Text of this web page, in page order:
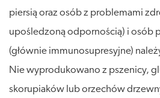
piersią oraz osób z problemami
upośledzoną odpornością) i osób
(głównie immunosupresyjne)
Nie wyprodukowano z pszenicy,
skorupiaków lub orzechów